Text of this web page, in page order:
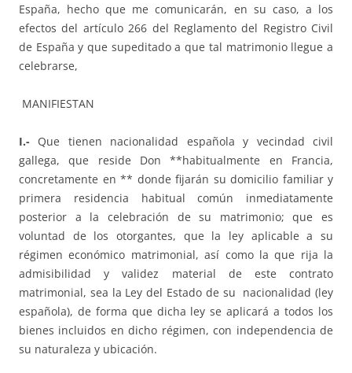
España, hecho que me comunicarán, en su caso, a los
efectos del artículo 266 del Reglamento del Registro Civil
de España y que supeditado a que tal matrimonio llegue a
celebrarse,
MANIFIESTAN
I.- Que tienen nacionalidad española y vecindad civil
gallega, que reside Don **habitualmente en Francia,
concretamente en ** donde fijarán su domicilio familiar y
primera residencia habitual común inmediatamente
posterior a la celebración de su matrimonio; que es
voluntad de los otorgantes, que la ley aplicable a su
régimen económico matrimonial, así como la que rija la
admisibilidad y validez material de este contrato
matrimonial, sea la Ley del Estado de su nacionalidad (ley
española), de forma que dicha ley se aplicará a todos los
bienes incluidos en dicho régimen, con independencia de
su naturaleza y ubicación.